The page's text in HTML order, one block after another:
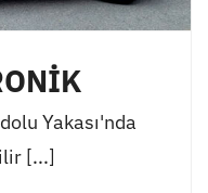
Yakası'nda
[...]